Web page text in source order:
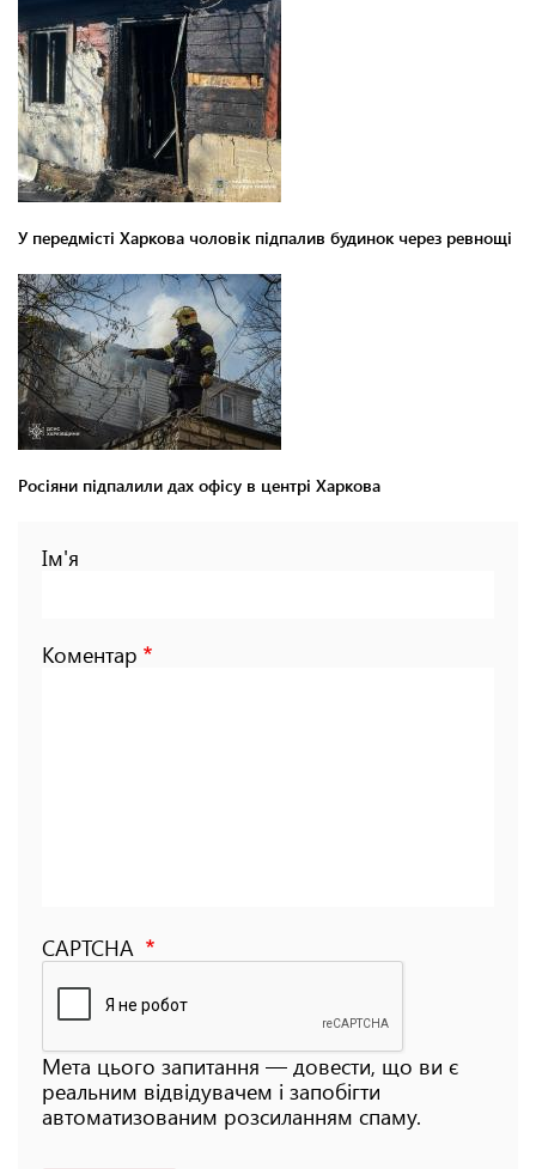
У передмісті Харкова чоловік підпалив будинок через ревнощі
Росіяни підпалили дах офісу в центрі Харкова
Ім'я
Коментар
CAPTCHA
Мета цього запитання — довести, що ви є
реальним відвідувачем і запобігти
автоматизованим розсиланням спаму.